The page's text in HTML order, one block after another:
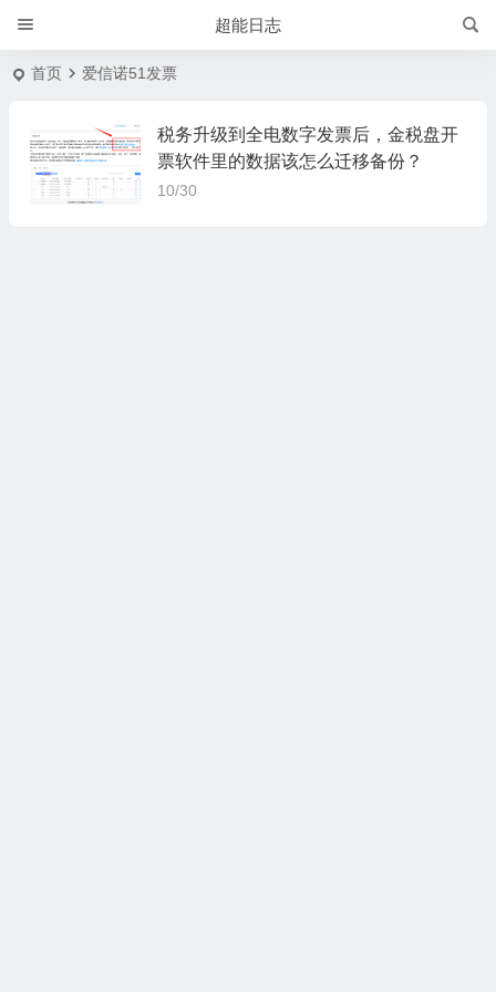
超能日志
首页 爱信诺51发票
税务升级到全电数字发票后，金税盘开
票软件里的数据该怎么迁移备份？
10/30